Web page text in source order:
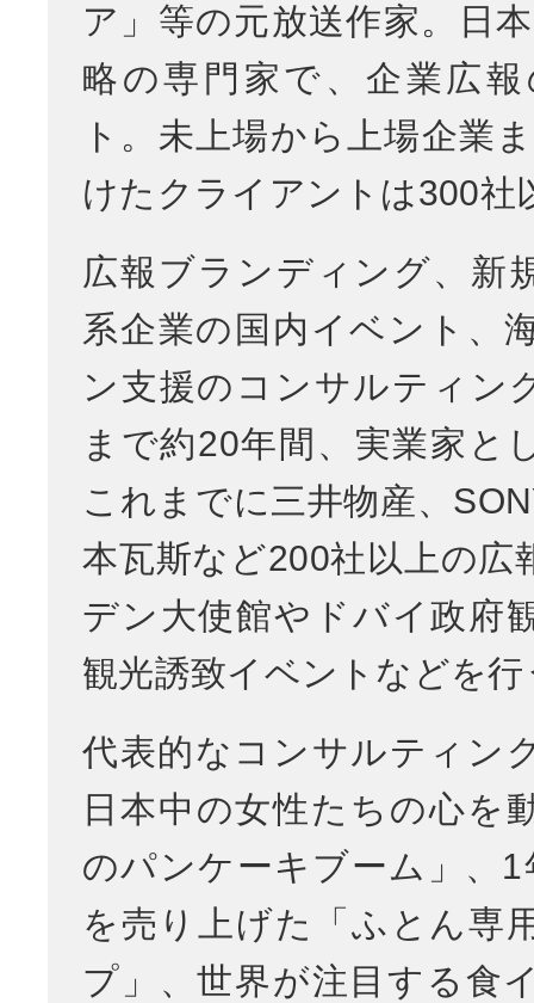
ア」等の元放送作家。日
略の専門家で、企業広
ト。未上場から上場企業
けたクライアントは300社
広報ブランディング、新
系企業の国内イベント、
ン支援のコンサルティン
まで約20年間、実業家と
これまでに三井物産、
本瓦斯など200社以上の広
デン大使館やドバイ政府
観光誘致イベントなどを行
代表的なコンサルティン
日本中の女性たちの心を
のパンケーキブーム」、
を売り上げた「ふとん専
プ」、世界が注目する食